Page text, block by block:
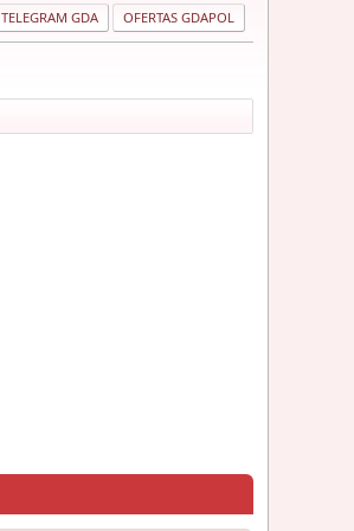
TELEGRAM GDA OFERTAS GDAPOL